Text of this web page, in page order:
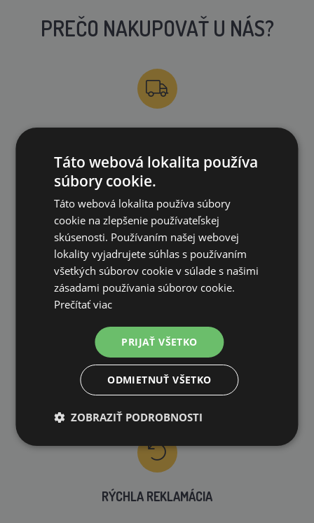
PREČO NAKUPOVAŤ U NÁS?
DOPRAVA ZDARMA
na všetky objednávky od 200€ vrátane DPH.
VLASTNÝ SKLAD
99 % produktov držíme priamo skladom
RÝCHLE DODANIE
RÝCHLA REKLAMÁCIA
Táto webová lokalita používa
súbory cookie.
Táto webová lokalita používa súbory
cookie na zlepšenie používateľskej
skúsenosti. Používaním našej webovej
lokality vyjadrujete súhlas s používaním
všetkých súborov cookie v súlade s našimi
zásadami používania súborov cookie.
Prečítať viac
PRIJAŤ VŠETKO
ODMIETNUŤ VŠETKO
ZOBRAZIŤ PODROBNOSTI